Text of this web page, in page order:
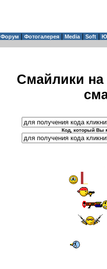
Форум Фотогалерея Media| Soft
Смайлики
Код, который Вы